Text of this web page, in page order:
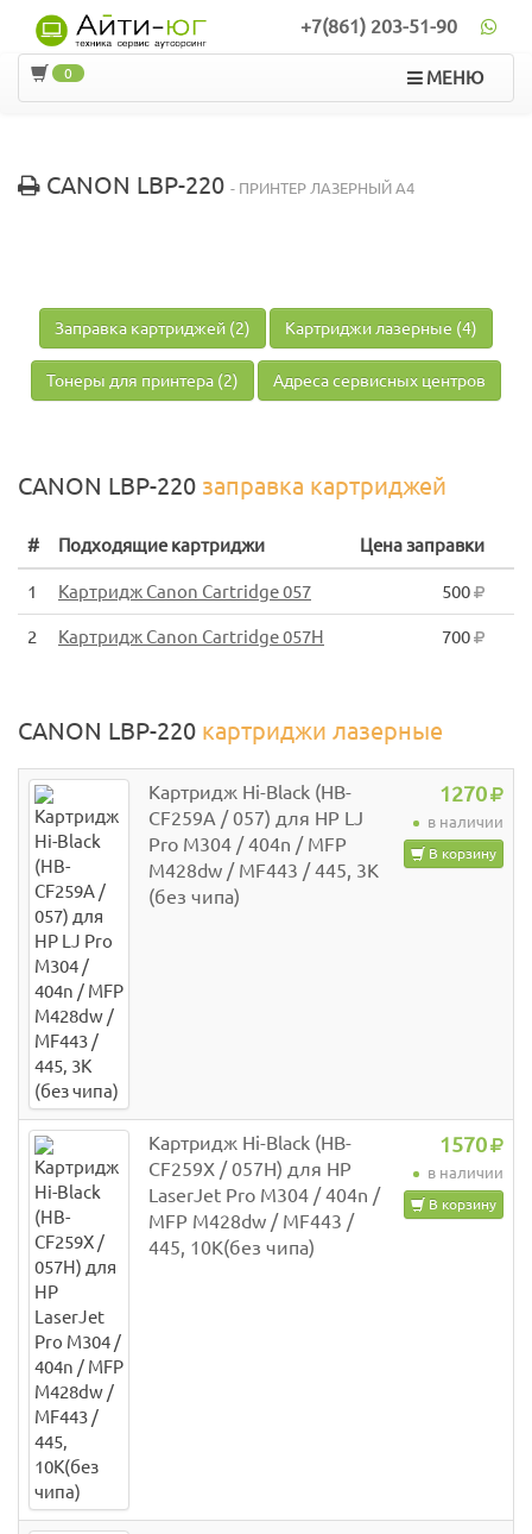
+7(861) 203-51-90
МЕНЮ
0
CANON LBP-220 - ПРИНТЕР ЛАЗЕРНЫЙ A4
Заправка картриджей (2) Картриджи лазерные (4)
Тонеры для принтера (2) Адреса сервисных центров
CANON LBP-220 заправка картриджей
# Подходящие картриджи Цена заправки
1 Картридж Canon Cartridge 057 500
2 Картридж Canon Cartridge 057H 700
CANON LBP-220 картриджи лазерные
Картридж Hi-Black (HB-
CF259A / 057) для HP LJ
Pro M304 / 404n / MFP
M428dw / MF443 / 445, 3K
(без чипа)
1270
в наличии
В корзину
Картридж Hi-Black (HB-
CF259X / 057H) для HP
LaserJet Pro M304 / 404n /
MFP M428dw / MF443 /
445, 10K(без чипа)
1570
в наличии
В корзину